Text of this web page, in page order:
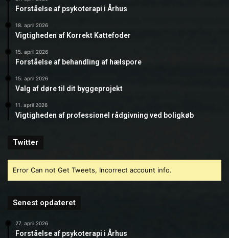
Forståelse af psykoterapi i Århus
18. april 2026
Vigtigheden af Korrekt Kattefoder
15. april 2026
Forståelse af behandling af hælspore
15. april 2026
Valg af døre til dit byggeprojekt
11. april 2026
Vigtigheden af professionel rådgivning ved boligkøb
Twitter
Error Can not Get Tweets, Incorrect account info.
Senest opdateret
27. april 2026
Forståelse af psykoterapi i Århus